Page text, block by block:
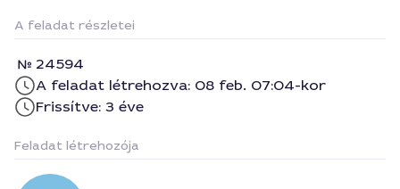
A feladat részletei
24594
A feladat létrehozva: 08 feb. 07:04-kor
Frissítve: 3 éve
Feladat létrehozója